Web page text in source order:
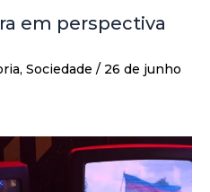
em perspectiva
, Sociedade / 26 de junho